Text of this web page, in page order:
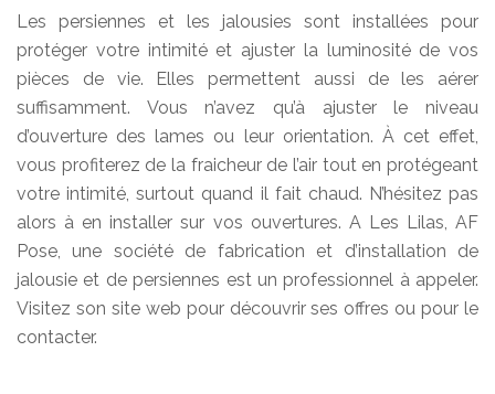
Les persiennes et les jalousies sont installées pour
protéger votre intimité et ajuster la luminosité de vos
pièces de vie. Elles permettent aussi de les aérer
suffisamment. Vous n’avez qu’à ajuster le niveau
d’ouverture des lames ou leur orientation. À cet effet,
vous profiterez de la fraicheur de l’air tout en protégeant
votre intimité, surtout quand il fait chaud. N’hésitez pas
alors à en installer sur vos ouvertures. A Les Lilas, AF
Pose, une société de fabrication et d’installation de
jalousie et de persiennes est un professionnel à appeler.
Visitez son site web pour découvrir ses offres ou pour le
contacter.